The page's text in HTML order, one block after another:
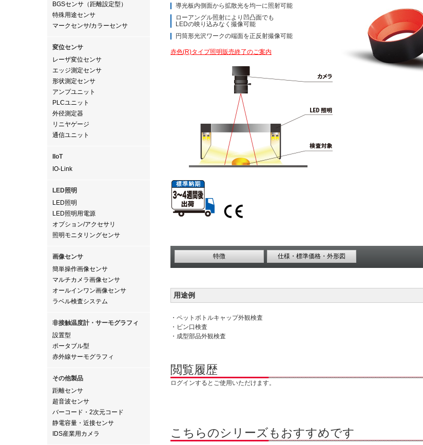
BGSセンサ（距離設定型）
特殊用途センサ
マークセンサ/カラーセンサ
変位センサ
レーザ変位センサ
エッジ測定センサ
形状測定センサ
アンプユニット
PLCユニット
外径測定器
リニヤゲージ
通信ユニット
IIoT
IO-Link
LED照明
LED照明
LED照明用電源
オプション/アクセサリ
照明モニタリングセンサ
画像センサ
簡単操作画像センサ
マルチカメラ画像センサ
オールインワン画像センサ
ラベル検査システム
非接触温度計・サーモグラフィ
設置型
ポータブル型
赤外線サーモグラフィ
その他製品
距離センサ
超音波センサ
バーコード・2次元コード
静電容量・近接センサ
IDS産業用カメラ
導光板内側面から拡散光を均一に照射可能
ローアングル照射により凹凸面でも
LEDの映り込みなく撮像可能
円筒形光沢ワークの端面を正反射撮像可能
赤色(R)タイプ照明販売終了のご案内
特徴 仕様・標準価格・外形図
用途例
・ペットボトルキャップ外観検査
・ビン口検査
・成型部品外観検査
閲覧履歴
ログインするとご使用いただけます。
こちらのシリーズもおすすめです